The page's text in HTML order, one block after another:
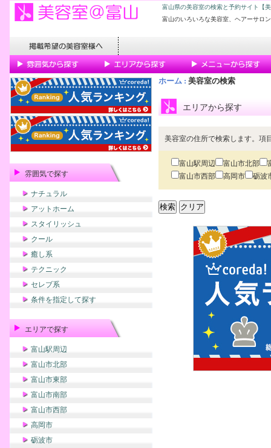
富山県の美容室の検索と予約サイト【
富山のいろいろな美容室、ヘアーサロ
雰囲気で探す
ナチュラル
アットホーム
スタイリッシュ
クール
癒し系
テクニック
セレブ系
条件を指定して探す
エリアで探す
富山駅周辺
富山市北部
富山市東部
富山市南部
富山市西部
高岡市
砺波市
ホーム : 美容室の検索
エリアから探す
美容室の住所で検索します。項
富山駅周辺 富山市北部
富山市西部
高岡市 砺波